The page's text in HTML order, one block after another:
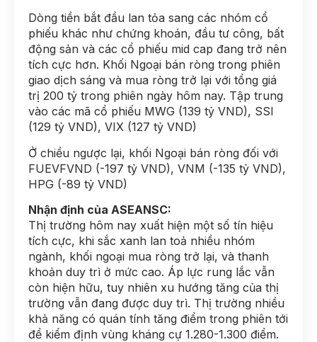
Dòng tiền bắt đầu lan tỏa sang các nhóm cổ
phiếu khác như chứng khoán, đầu tư công, bất
động sản và các cổ phiếu mid cap đang trở nên
tích cực hơn. Khối Ngoại bán ròng trong phiên
giao dịch sáng và mua ròng trở lại với tổng giá
trị 200 tỷ trong phiên ngày hôm nay. Tập trung
vào các mã cổ phiếu MWG (139 tỷ VND), SSI
(129 tỷ VND), VIX (127 tỷ VND)
Ở chiều ngược lại, khối Ngoại bán ròng đối với
FUEVFVND (-197 tỷ VND), VNM (-135 tỷ VND),
HPG (-89 tỷ VND)
Nhận định của ASEANSC:
Thị trường hôm nay xuất hiện một số tín hiệu
tích cực, khi sắc xanh lan toả nhiều nhóm
ngành, khối ngoại mua ròng trở lại, và thanh
khoản duy trì ở mức cao. Áp lực rung lắc vẫn
còn hiện hữu, tuy nhiên xu hướng tăng của thị
trường vẫn đang được duy trì. Thị trường nhiều
khả năng có quán tính tăng điểm trong phiên tới
để kiểm định vùng kháng cự 1.280-1.300 điểm.